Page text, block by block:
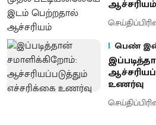
ஆச்சரியம்
பெண்
உணர்வு